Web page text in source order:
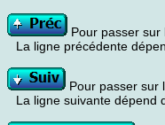
Pour passer sur
La ligne précédente
Pour passer sur
La ligne suivante dépend